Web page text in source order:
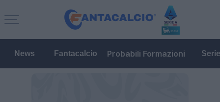
News Fantacalcio Probabili Formazioni